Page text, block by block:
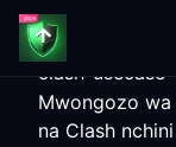
clash-usecase
Mwongozo
na Clash